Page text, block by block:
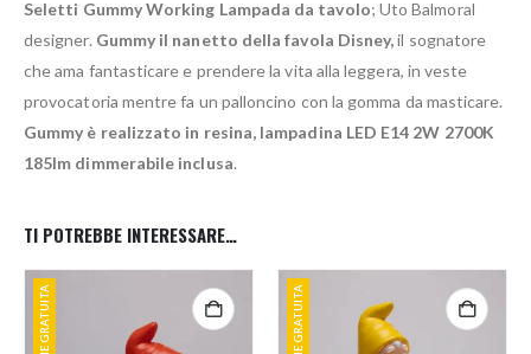
Seletti Gummy Working Lampada da tavolo; Uto Balmoral
designer. Gummy il nanetto della favola Disney,il sognatore
che ama fantasticare e prendere la vita alla leggera, in veste
provocatoria mentre fa un palloncino con la gomma da masticare.
Gummy è realizzato in resina, lampadina LED E14 2W 2700K
185lm dimmerabile inclusa.
TI POTREBBE INTERESSARE…